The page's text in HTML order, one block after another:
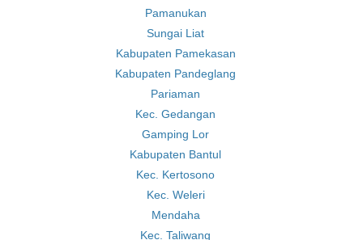
Pamanukan
Sungai Liat
Kabupaten Pamekasan
Kabupaten Pandeglang
Pariaman
Kec. Gedangan
Gamping Lor
Kabupaten Bantul
Kec. Kertosono
Kec. Weleri
Mendaha
Kec. Taliwang